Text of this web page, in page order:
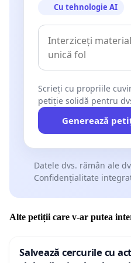
Cu tehnologie AI
Scrieți cu propriile
petiție solidă pentru
Generează
Datele dvs. rămân ale
Confidențialitate
Alte petiții care v-ar putea
Salvează cercurile cu